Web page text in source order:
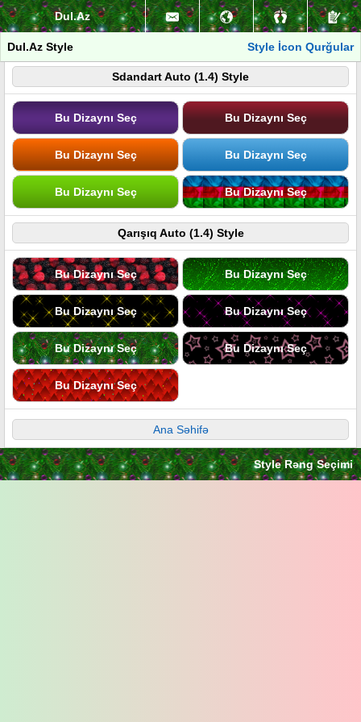
Dul.Az
Dul.Az Style Style İcon Qurğular
Sdandart Auto (1.4) Style
Bu Dizaynı Seç Bu Dizaynı Seç
Bu Dizaynı Seç Bu Dizaynı Seç
Bu Dizaynı Seç Bu Dizaynı Seç
Qarışıq Auto (1.4) Style
Bu Dizaynı Seç Bu Dizaynı Seç
Bu Dizaynı Seç Bu Dizaynı Seç
Bu Dizaynı Seç Bu Dizaynı Seç
Bu Dizaynı Seç
Ana Səhifə
Style Rəng Seçimi